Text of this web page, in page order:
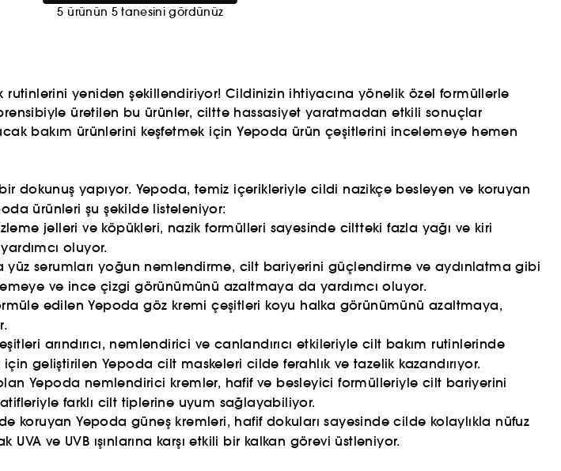
5 ürünün 5 tanesini gördünüz
rutinlerini yeniden şekillendiriyor! Cildinizin ihtiyacına yönelik özel formüllerle
üretilen bu ürünler, ciltte hassasiyet yaratmadan etkili sonuçlar
bakım ürünlerini keşfetmek için Yepoda ürün çeşitlerini incelemeye hemen
dokunuş yapıyor. Yepoda, temiz içerikleriyle cildi nazikçe besleyen ve koruyan
ürünleri şu şekilde listeleniyor:
jelleri ve köpükleri, nazik formülleri sayesinde ciltteki fazla yağı ve kiri
oluyor.
yüz serumları yoğun nemlendirme, cilt bariyerini güçlendirme ve aydınlatma gibi
ve ince çizgi görünümünü azaltmaya da yardımcı oluyor.
edilen Yepoda göz kremi çeşitleri koyu halka görünümünü azaltmaya,
arındırıcı, nemlendirici ve canlandırıcı etkileriyle cilt bakım rutinlerinde
geliştirilen Yepoda cilt maskeleri cilde ferahlık ve tazelik kazandırıyor.
Yepoda nemlendirici kremler, hafif ve besleyici formülleriyle cilt bariyerini
farklı cilt tiplerine uyum sağlayabiliyor.
koruyan Yepoda güneş kremleri, hafif dokuları sayesinde cilde kolaylıkla nüfuz
ve UVB ışınlarına karşı etkili bir kalkan görevi üstleniyor.